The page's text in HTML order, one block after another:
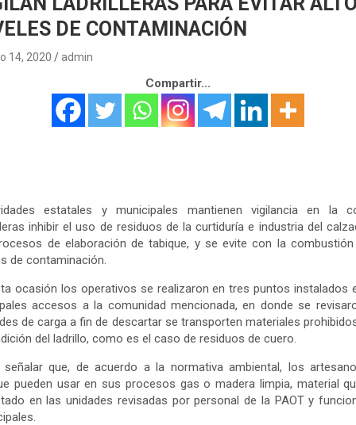
DE CONTAMINACIÓN
14, 2020 admin
Compartir...
estatales y municipales mantienen vigilancia en la
inhibir el uso de residuos de la curtiduría e industria del
de elaboración de tabique, y se evite con la
de contaminación.
ocasión los operativos se realizaron en tres puntos instalados
accesos a la comunidad mencionada, en donde se
de carga a fin de descartar se transporten materiales
del ladrillo, como es el caso de residuos de cuero.
señalar que, de acuerdo a la normativa ambiental, los
pueden usar en sus procesos gas o madera limpia, material
en las unidades revisadas por personal de la PAOT y